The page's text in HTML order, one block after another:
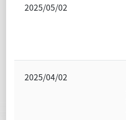
2025/05/02
2025/04/02